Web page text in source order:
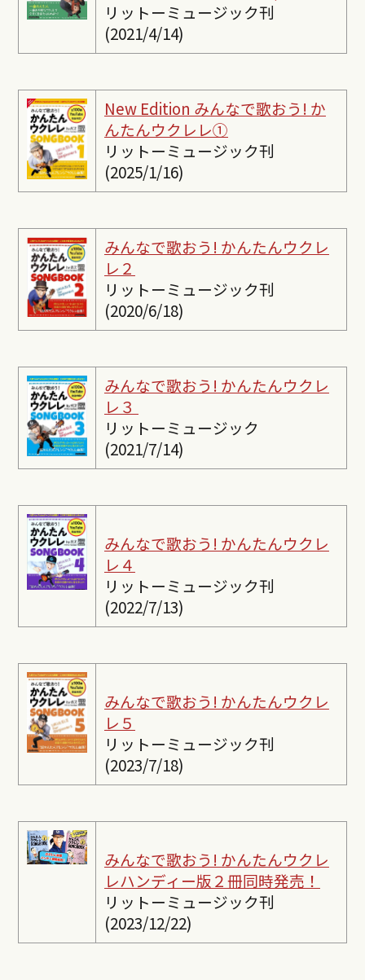
リットーミュージック刊
(2021/4/14)
New Edition みんなで歌おう! か
んたんウクレレ①
リットーミュージック刊
(2025/1/16)
みんなで歌おう! かんたんウクレ
レ２
リットーミュージック刊
(2020/6/18)
みんなで歌おう! かんたんウクレ
レ３
リットーミュージック
(2021/7/14)
みんなで歌おう! かんたんウクレ
レ４
リットーミュージック刊
(2022/7/13)
みんなで歌おう! かんたんウクレ
レ５
リットーミュージック刊
(2023/7/18)
みんなで歌おう! かんたんウクレ
レハンディー版２冊同時発売！
リットーミュージック刊
(2023/12/22)